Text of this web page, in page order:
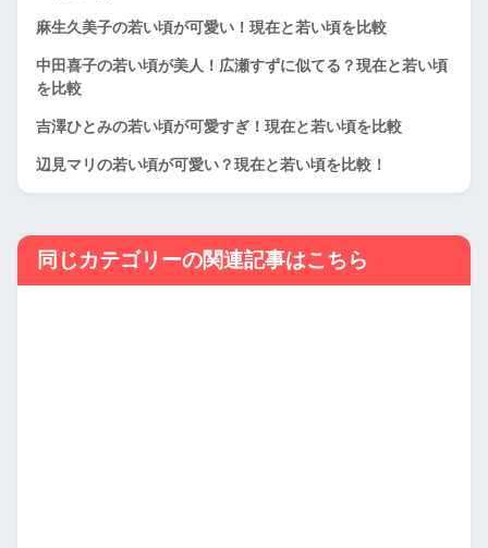
麻生久美子の若い頃が可愛い！現在と若い頃を比較
中田喜子の若い頃が美人！広瀬すずに似てる？現在と若い頃
を比較
吉澤ひとみの若い頃が可愛すぎ！現在と若い頃を比較
辺見マリの若い頃が可愛い？現在と若い頃を比較！
同じカテゴリーの関連記事はこちら